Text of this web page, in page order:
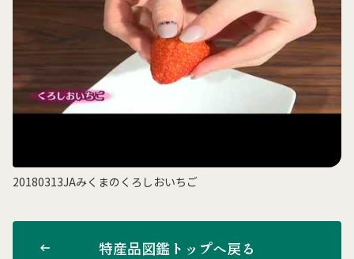
20180313JAみくまのくろしおいちご
特産品図鑑トップへ戻る